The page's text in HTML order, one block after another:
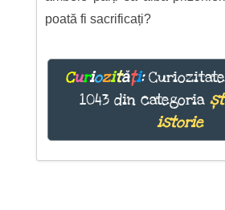
poată fi sacrificați?
Curiozități:
1043 din categoria
istorie